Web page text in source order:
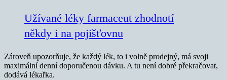
Užívané léky farmaceut zhodnotí
někdy i na pojišťovnu
Zároveň upozorňuje, že každý lék, to i volně prodejný, má svoji
maximální denní doporučenou dávku. A tu není dobré překračovat,
dodává lékařka.